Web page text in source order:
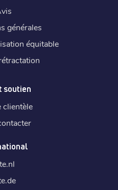
générales
équitable
soutien
clientèle
nl
de